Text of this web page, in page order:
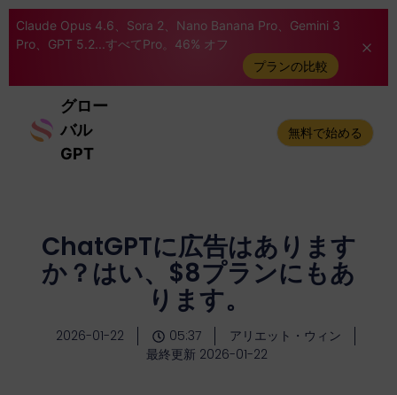
Claude Opus 4.6、Sora 2、Nano Banana Pro、Gemini 3
Pro、GPT 5.2...すべてPro。46% オフ
プランの比較
グロー
バル
GPT
無料で始める
ChatGPTに広告はあります
か？はい、$8プランにもあ
ります。
2026-01-22 05:37
アリエット・ウィン
最終更新 2026-01-22